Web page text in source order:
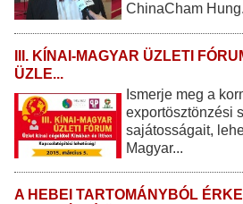
ChinaCham
III. KÍNAI-MAGYAR ÜZLETI
ÜZLE...
Ismerje meg a
exportösztönzési
sajátosságait,
Magyar...
A HEBEI TARTOMÁNYBÓL